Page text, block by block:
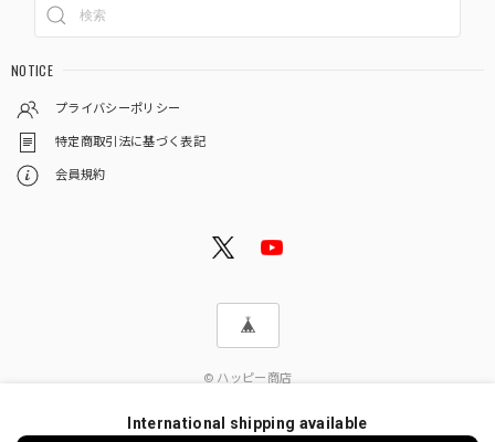
NOTICE
プライバシーポリシー
特定商取引法に基づく表記
会員規約
© ハッピー商店
International shipping available